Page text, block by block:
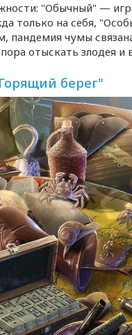
"Обычный" —
только на себя,
пандемия чумы
отыскать злодея и
берег"